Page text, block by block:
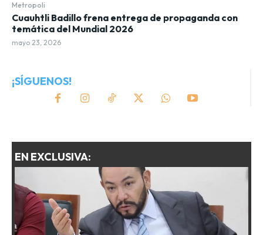
Metropoli
Cuauhtli Badillo frena entrega de propaganda con
temática del Mundial 2026
mayo 23, 2026
¡SÍGUENOS!
EN EXCLUSIVA: